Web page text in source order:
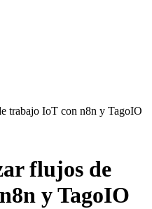
trabajo IoT con n8n y TagoIO
flujos de
y TagoIO